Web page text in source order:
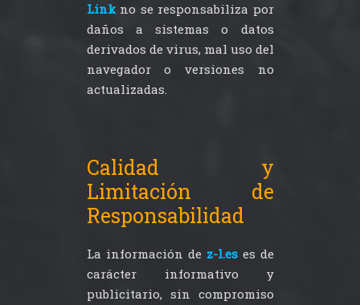
Linkno se responsabiliza por
daños a sistemas o datos
derivados de virus, mal uso del
navegador o versiones no
actualizadas.
Calidad y
Limitación de
Responsabilidad
La información de z-l.eses de
carácter informativo y
publicitario, sin compromiso